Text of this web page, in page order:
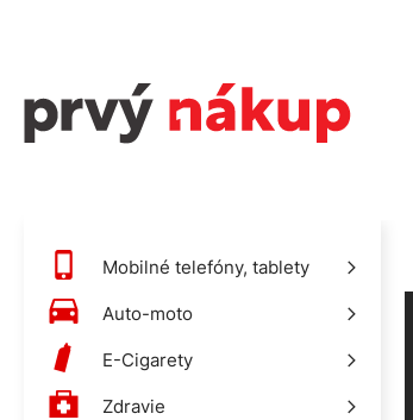
Mobilné telefóny, tablety
Auto-moto
E-Cigarety
Zdravie